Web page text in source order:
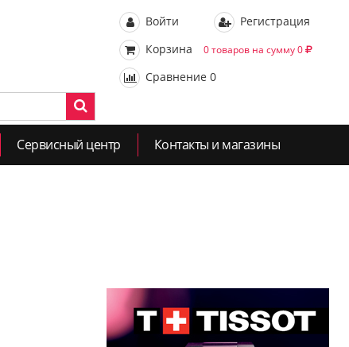
Войти
Регистрация
Корзина
0 товаров на сумму 0
Сравнение 0
Сервисный центр Контакты и магазины